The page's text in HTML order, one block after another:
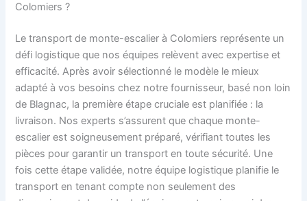
Colomiers ?
Le transport de monte-escalier à Colomiers représente un
défi logistique que nos équipes relèvent avec expertise et
efficacité. Après avoir sélectionné le modèle le mieux
adapté à vos besoins chez notre fournisseur, basé non loin
de Blagnac, la première étape cruciale est planifiée : la
livraison. Nos experts s’assurent que chaque monte-
escalier est soigneusement préparé, vérifiant toutes les
pièces pour garantir un transport en toute sécurité. Une
fois cette étape validée, notre équipe logistique planifie le
transport en tenant compte non seulement des